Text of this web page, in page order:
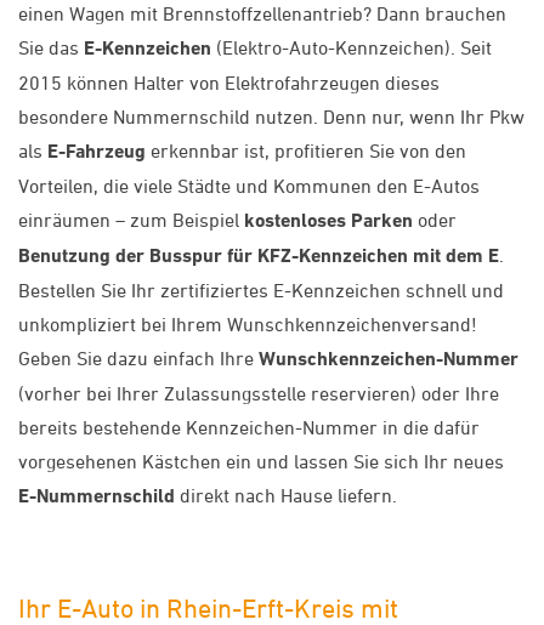
einen Wagen mit Brennstoffzellenantrieb? Dann brauchen
Sie das E-Kennzeichen (Elektro-Auto-Kennzeichen). Seit
2015 können Halter von Elektrofahrzeugen dieses
besondere Nummernschild nutzen. Denn nur, wenn Ihr Pkw
als E-Fahrzeug erkennbar ist, profitieren Sie von den
Vorteilen, die viele Städte und Kommunen den E-Autos
einräumen – zum Beispiel kostenloses Parken oder
Benutzung der Busspur für KFZ-Kennzeichen mit dem E
Bestellen Sie Ihr zertifiziertes E-Kennzeichen schnell und
unkompliziert bei Ihrem Wunschkennzeichenversand!
Geben Sie dazu einfach Ihre Wunschkennzeichen-Nummer
(vorher bei Ihrer Zulassungsstelle reservieren) oder Ihre
bereits bestehende Kennzeichen-Nummer in die dafür
vorgesehenen Kästchen ein und lassen Sie sich Ihr neues
E-Nummernschild direkt nach Hause liefern.
Ihr E-Auto in Rhein-Erft-Kreis mit